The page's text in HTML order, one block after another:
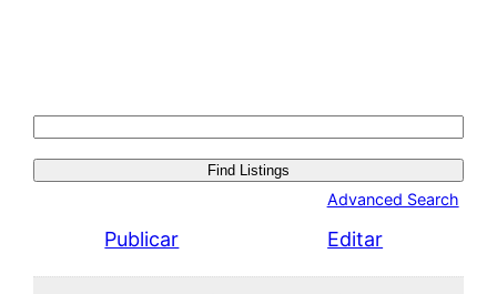
Search
for:
Advanced Search
Publicar Editar